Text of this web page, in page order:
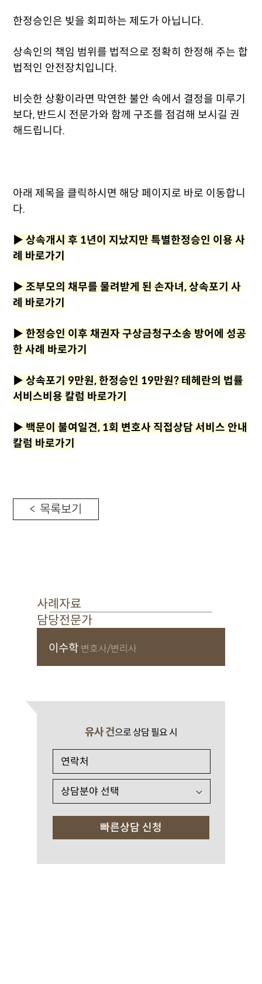
한정승인은 빚을 회피하는 제도가 아닙니다.
상속인의 책임 범위를 법적으로 정확히 한정해 주는 합
법적인 안전장치입니다.
비슷한 상황이라면 막연한 불안 속에서 결정을 미루기
보다, 반드시 전문가와 함께 구조를 점검해 보시길 권
해드립니다.
아래 제목을 클릭하시면 해당 페이지로 바로 이동합니
다.
▶상속개시 후 1년이 지났지만 특별한정승인 이용 사
례 바로가기
▶조부모의 채무를 물려받게 된 손자녀, 상속포기 사
례 바로가기
▶한정승인 이후 채권자 구상금청구소송 방어에 성공
한 사례 바로가기
▶상속포기 9만원, 한정승인 19만원? 테헤란의 법률
서비스비용 칼럼 바로가기
▶ 백문이 불여일견, 1회 변호사 직접상담 서비스 안내
칼럼 바로가기
< 목록보기
사례자료
담당전문가
이수학 변호사/변리사
유사 건으로 상담 필요 시